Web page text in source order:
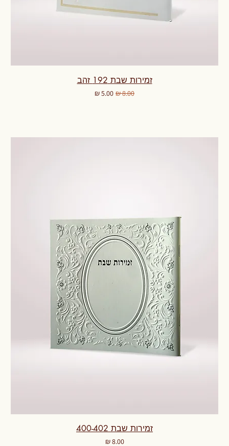
זמירות שבת 192 זהב
מחיר רגילמחיר מבצע
זמירות שבת 400-402
מחיר‏8.00 ‏₪